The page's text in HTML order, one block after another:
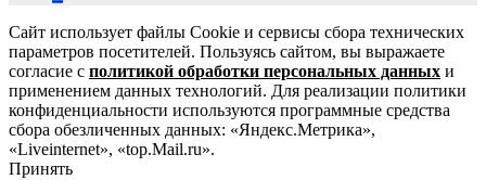
Сайт использует файлы Cookie и сервисы сбора технических
параметров посетителей. Пользуясь сайтом, вы выражаете
согласие с политикой обработки персональных данных и
применением данных технологий. Для реализации политики
конфиденциальности используются программные средства
сбора обезличенных данных: «Яндекс.Метрика»,
«Liveinternet», «top.Mail.ru».
Принять